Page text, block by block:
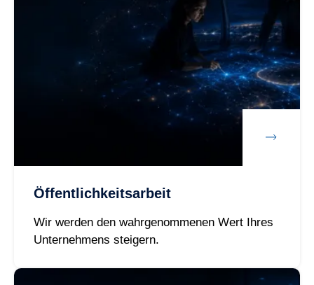
Öffentlichkeitsarbeit
Wir werden den wahrgenommenen Wert Ihres
Unternehmens steigern.